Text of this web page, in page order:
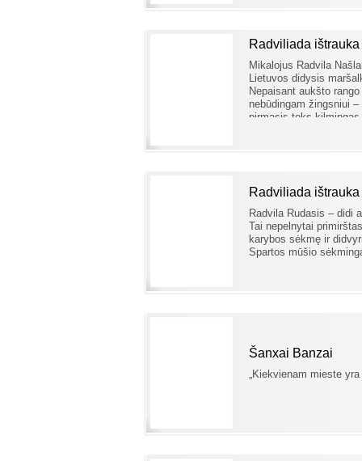
Radviliada
Mikalojus Radvila
Lietuvos didysis
Nepaisant aukšto
nebūdingam žingsniui
pirmasis toks
Radviliada
Radvila Rudasis – didi
Tai nepelnytai
karybos sėkmę ir
Spartos mūšio
Šanxai Banzai
„Kiekvienam mieste yra